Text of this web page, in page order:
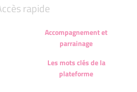
rapide
Accompagnement et
parrainage
Les mots clés de la
plateforme